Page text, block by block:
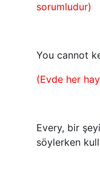
sorumludur)
You cannot
(Evde her
Every, bir
söylerken